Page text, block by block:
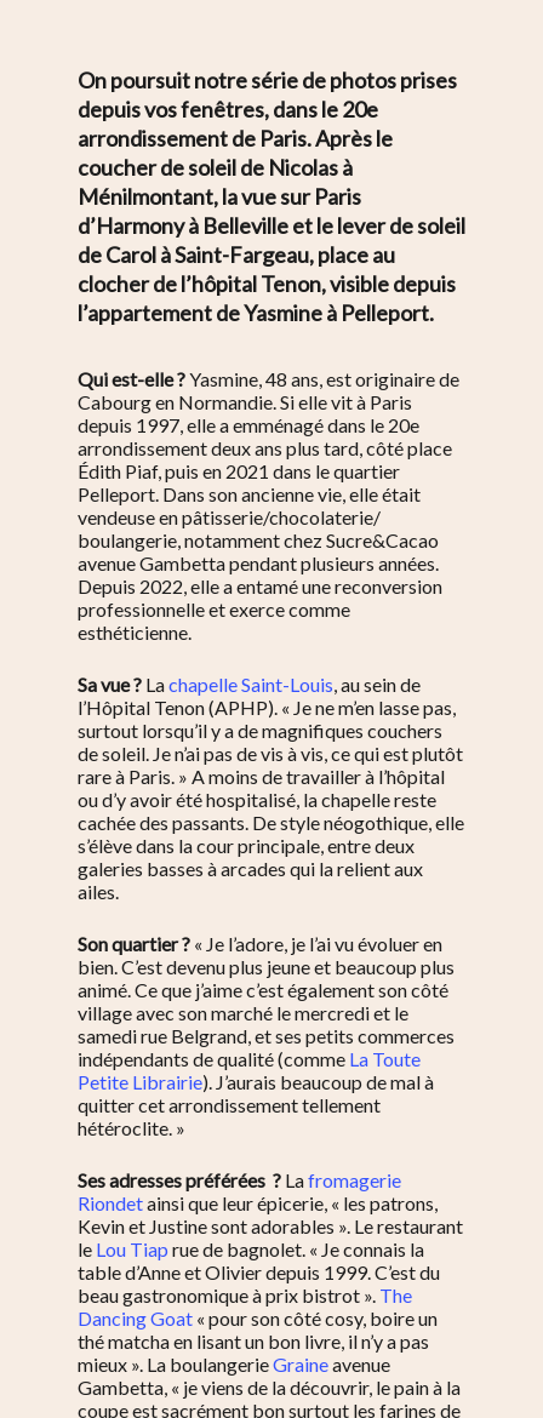
On poursuit notre série de photos prises
depuis vos fenêtres, dans le 20e
arrondissement de Paris. Après le
coucher de soleil de Nicolas à
Ménilmontant, la vue sur Paris
d’Harmony à Belleville et le lever de soleil
de Carol à Saint-Fargeau, place au
clocher de l’hôpital Tenon, visible depuis
l’appartement de Yasmine à Pelleport.
Qui est-elle ?Yasmine, 48 ans, est originaire de
Cabourg en Normandie. Si elle vit à Paris
depuis 1997, elle a emménagé dans le 20e
arrondissement deux ans plus tard, côté place
Édith Piaf, puis en 2021 dans le quartier
Pelleport. Dans son ancienne vie, elle était
vendeuse en pâtisserie/chocolaterie/
boulangerie, notamment chez Sucre&Cacao
avenue Gambetta pendant plusieurs années.
Depuis 2022, elle a entamé une reconversion
professionnelle et exerce comme
esthéticienne.
Sa vue ? Lachapelle Saint-Louis, au sein de
l’Hôpital Tenon (APHP). « Je ne m’en lasse pas,
surtout lorsqu’il y a de magnifiques couchers
de soleil. Je n’ai pas de vis à vis, ce qui est plutôt
rare à Paris. » A moins de travailler à l’hôpital
ou d’y avoir été hospitalisé, la chapelle reste
cachée des passants. De style néogothique, elle
s’élève dans la cour principale, entre deux
galeries basses à arcades qui la relient aux
ailes.
Son quartier ? « Je l’adore, je l’ai vu évoluer en
bien. C’est devenu plus jeune et beaucoup plus
animé. Ce que j’aime c’est également son côté
village avec son marché le mercredi et le
samedi rue Belgrand, et ses petits commerces
indépendants de qualité (comme La Toute
Petite Librairie). J’aurais beaucoup de mal à
quitter cet arrondissement tellement
hétéroclite. »
Ses adresses préférées ? Lafromagerie
Riondetainsi que leur épicerie, « les patrons,
Kevin et Justine sont adorables ». Le restaurant
le Lou Tiap rue de bagnolet. « Je connais la
table d’Anne et Olivier depuis 1999. C’est du
beau gastronomique à prix bistrot ». The
Dancing Goat « pour son côté cosy, boire un
thé matcha en lisant un bon livre, il n’y a pas
mieux ». La boulangerieGraineavenue
Gambetta, « je viens de la découvrir, le pain à la
coupe est sacrément bon surtout les farines de
S’informer
Au quotidien
Commerces
Histoire
Immobilier
Politique locale
Se régaler
Bars et cafés
Restos
Street food
Se bouger
Agenda
Balades
Culture
Par quartier
Belleville /
Jourdain
À propos
Nous Soutenir